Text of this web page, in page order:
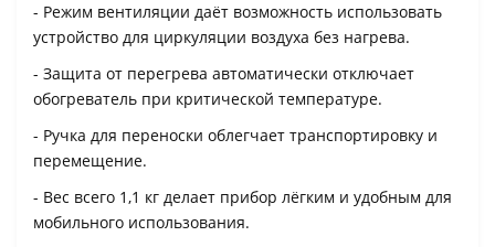
- Режим вентиляции даёт возможность использовать
устройство для циркуляции воздуха без нагрева.
- Защита от перегрева автоматически отключает
обогреватель при критической температуре.
- Ручка для переноски облегчает транспортировку и
перемещение.
- Вес всего 1,1 кг делает прибор лёгким и удобным для
мобильного использования.